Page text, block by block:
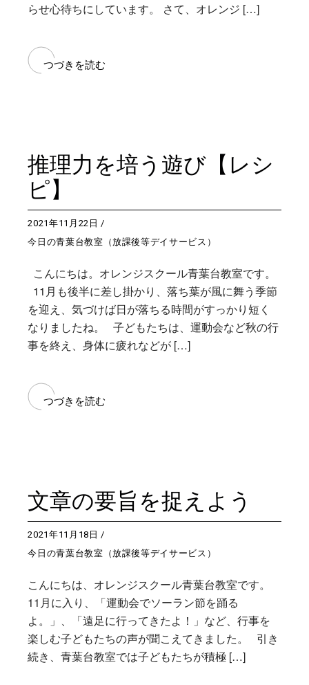
らせ心待ちにしています。 さて、オレンジ […]
つづきを読む
推理力を培う遊び【レシ
ピ】
2021年11月22日
今日の青葉台教室（放課後等デイサービス）
こんにちは。オレンジスクール青葉台教室です。
11月も後半に差し掛かり、落ち葉が風に舞う季節
を迎え、気づけば日が落ちる時間がすっかり短く
なりましたね。 子どもたちは、運動会など秋の行
事を終え、身体に疲れなどが […]
つづきを読む
文章の要旨を捉えよう
2021年11月18日
今日の青葉台教室（放課後等デイサービス）
こんにちは、オレンジスクール青葉台教室です。
11月に入り、「運動会でソーラン節を踊る
よ。」、「遠足に行ってきたよ！」など、行事を
楽しむ子どもたちの声が聞こえてきました。 引き
続き、青葉台教室では子どもたちが積極 […]